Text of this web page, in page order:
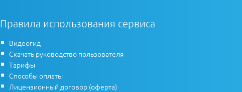
Правила использования сервиса
Видеогид
Скачать руководство пользователя
Тарифы
Способы оплаты
Лицензионный договор (оферта)